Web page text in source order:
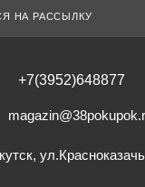
НА РАССЫЛКУ
+7(3952)648877